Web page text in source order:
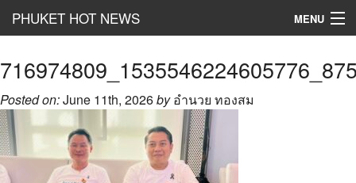
PHUKET HOT NEWS MENU
Hot List
HotGossip
Posted on:June 11th, 2026byอำนวย ทองสม